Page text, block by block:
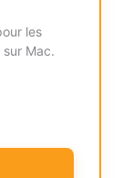
les
Mac.